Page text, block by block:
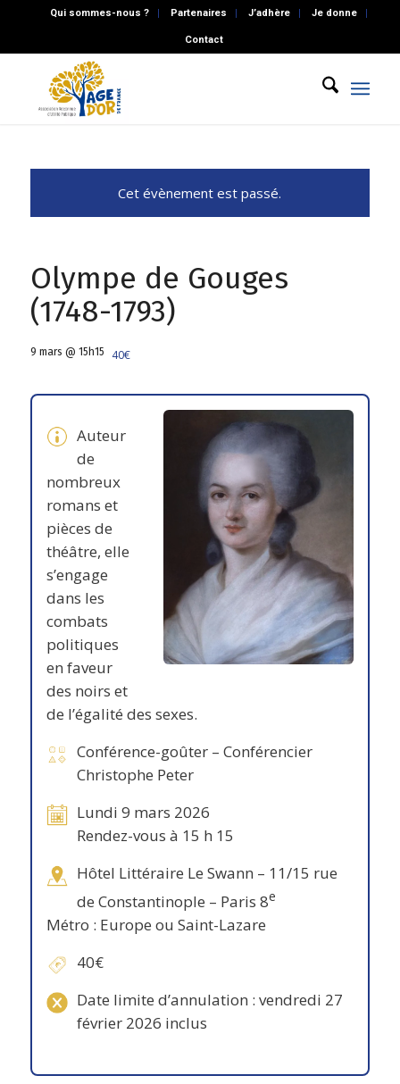
Qui sommes-nous ? Partenaires J’adhère Je donne
Contact
Cet évènement est passé.
Olympe de Gouges
(1748-1793)
9 mars @ 15h15 40€
Auteur
de
nombreux
romans et
pièces de
théâtre, elle
s’engage
dans les
combats
politiques
en faveur
des noirs et
de l’égalité des sexes.
Conférence-goûter – Conférencier
Christophe Peter
Lundi 9 mars 2026
Rendez-vous à 15 h 15
Hôtel Littéraire Le Swann – 11/15 rue
de Constantinople – Paris 8e
Métro : Europe ou Saint-Lazare
40€
Date limite d’annulation : vendredi 27
février 2026 inclus